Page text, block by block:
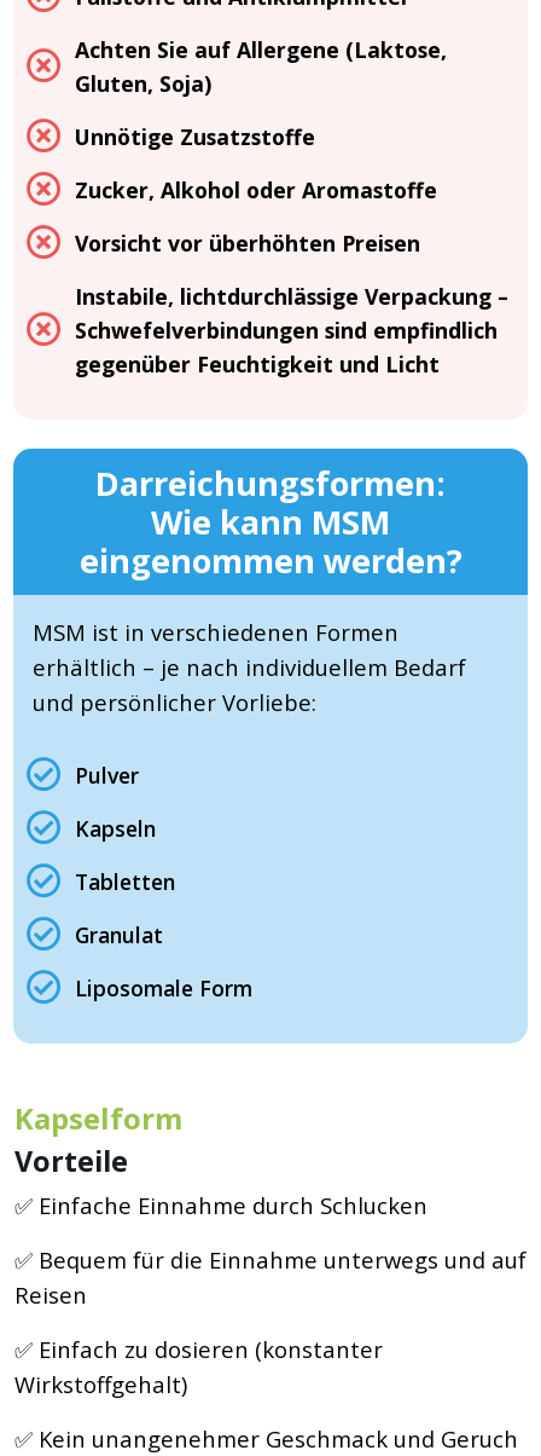
Achten Sie auf Allergene (Laktose,
Gluten, Soja)
Unnötige Zusatzstoffe
Zucker, Alkohol oder Aromastoffe
Vorsicht vor überhöhten Preisen
Instabile, lichtdurchlässige Verpackung –
Schwefelverbindungen sind empfindlich
gegenüber Feuchtigkeit und Licht
Darreichungsformen:
Wie kann MSM
eingenommen werden?
MSM ist in verschiedenen Formen
erhältlich – je nach individuellem Bedarf
und persönlicher Vorliebe:
Pulver
Kapseln
Tabletten
Granulat
Liposomale Form
Kapselform
Vorteile
✅ Einfache Einnahme durch Schlucken
✅ Bequem für die Einnahme unterwegs und auf
Reisen
✅ Einfach zu dosieren (konstanter
Wirkstoffgehalt)
✅ Kein unangenehmer Geschmack und Geruch